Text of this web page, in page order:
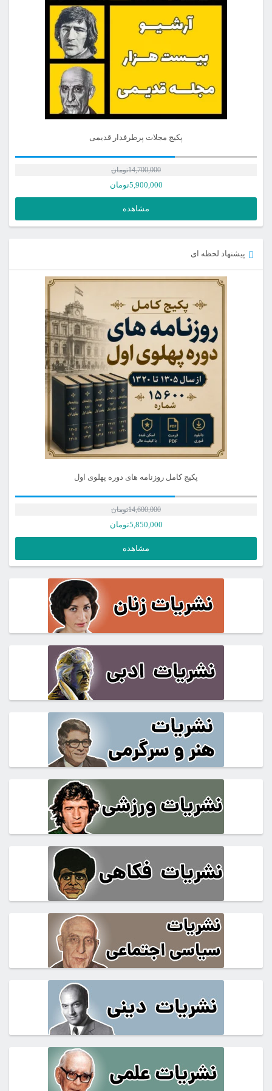
پکیج مجلات پرطرفدار قدیمی
14,700,000تومان
5,900,000تومان
مشاهده
پیشنهاد لحظه ای
پکیج کامل روزنامه های دوره پهلوی اول
14,600,000تومان
14,600,000تومان
5,850,000تومان
فعلی
5,850,000تومان
مشاهده